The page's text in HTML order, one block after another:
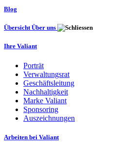
Blog
Übersicht Über uns
Ihre Valiant
Porträt
Verwaltungsrat
Geschäftsleitung
Nachhaltigkeit
Marke Valiant
Sponsoring
Auszeichnungen
Arbeiten bei Valiant